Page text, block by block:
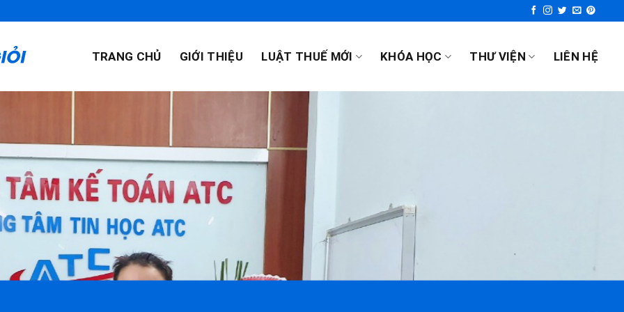
TRANG CHỦ GIỚI THIỆU LUẬT THUẾ MỚI KHÓA HỌC THƯ VIỆN LIÊN HỆ